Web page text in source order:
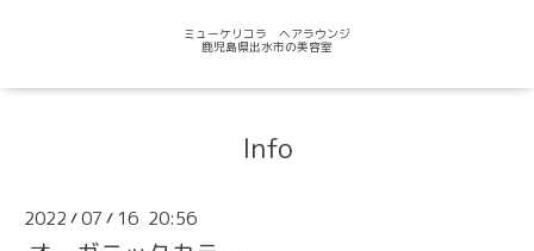
ミューケリコラ ヘアラウンジ
鹿児島県出水市の美容室
Info
2022 /07 / 16 20:56